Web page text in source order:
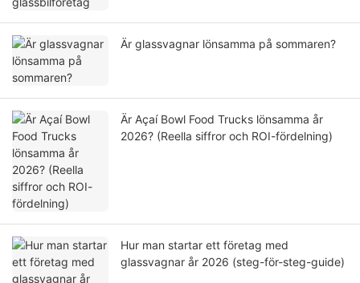
Är glassvagnar lönsamma på sommaren?
Är Açaí Bowl Food Trucks lönsamma år
2026? (Reella siffror och ROI-fördelning)
Hur man startar ett företag med
glassvagnar år 2026 (steg-för-steg-guide)